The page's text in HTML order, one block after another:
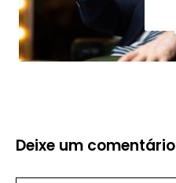
Deixe um comentário